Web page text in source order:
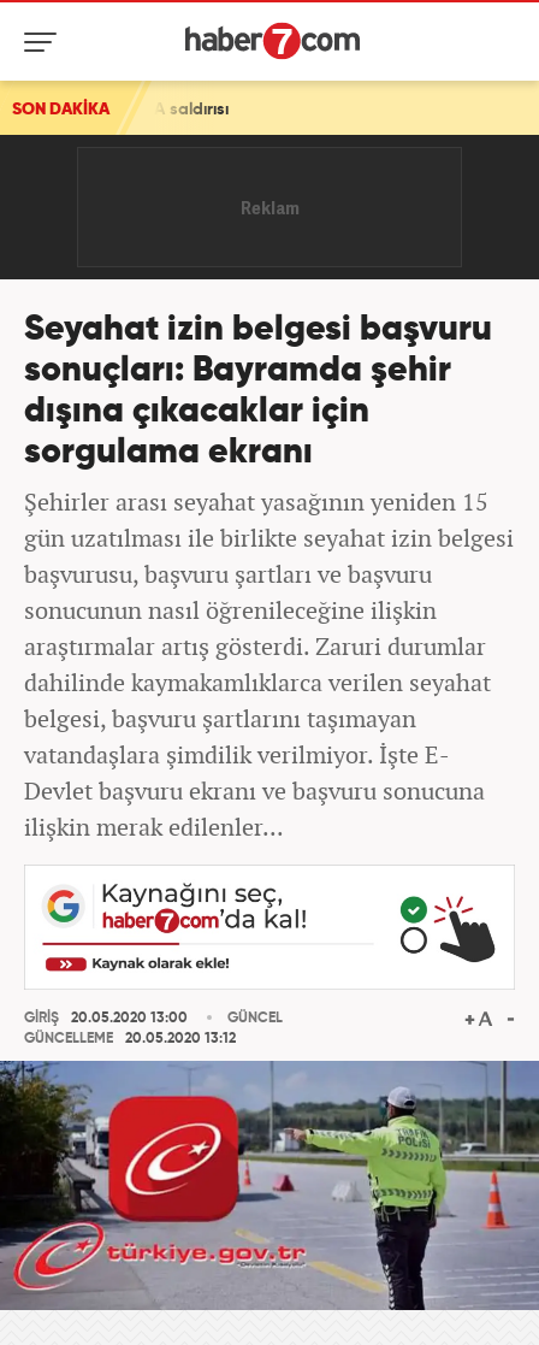
SON DAKİKA
Seyahat izin belgesi başvuru
sonuçları: Bayramda şehir
dışına çıkacaklar için
sorgulama ekranı
Şehirler arası seyahat yasağının yeniden 15
gün uzatılması ile birlikte seyahat izin belgesi
başvurusu, başvuru şartları ve başvuru
sonucunun nasıl öğrenileceğine ilişkin
araştırmalar artış gösterdi. Zaruri durumlar
dahilinde kaymakamlıklarca verilen seyahat
belgesi, başvuru şartlarını taşımayan
vatandaşlara şimdilik verilmiyor. İşte E-
Devlet başvuru ekranı ve başvuru sonucuna
ilişkin merak edilenler...
GİRİŞ
20.05.2020 13:00
GÜNCELLEME
20.05.2020 13:12
GÜNCEL